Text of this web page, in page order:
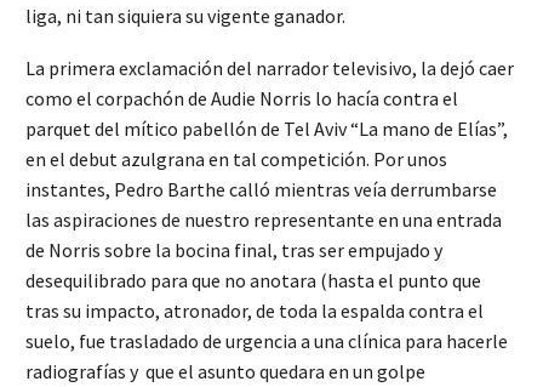
liga, ni tan siquiera su vigente ganador.
La primera exclamación del narrador televisivo, la dejó caer
como el corpachón de Audie Norris lo hacía contra el
parquet del mítico pabellón de Tel Aviv “La mano de Elías”,
en el debut azulgrana en tal competición. Por unos
instantes, Pedro Barthe calló mientras veía derrumbarse
las aspiraciones de nuestro representante en una entrada
de Norris sobre la bocina final, tras ser empujado y
desequilibrado para que no anotara (hasta el punto que
tras su impacto, atronador, de toda la espalda contra el
suelo, fue trasladado de urgencia a una clínica para hacerle
radiografías y que el asunto quedara en un golpe